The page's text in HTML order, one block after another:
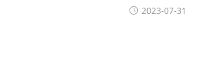
2023-07-31